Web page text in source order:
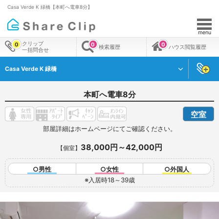
Casa Verde K 緑橋【本町へ電車8分】
menu
クリップ
一括問合せ
0 検索履歴
0 ハウス閲覧履歴
0
Casa Verde K 緑橋
本町へ電車8分
空室
部屋詳細はホームページにてご確認ください。
【個室】 38,000円～42,000円
○男性 ○女性
○外国人
※入居時18～39歳